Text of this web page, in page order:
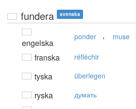
fundera svenska
engelska
ponder , muse
franska réfléchir
tyska überlegen
ryska думать